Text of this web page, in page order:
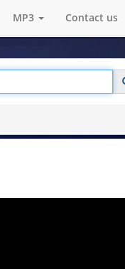
MP3 Contact us